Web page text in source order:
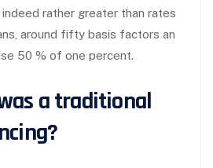
rather greater than rates
around fifty basis factors an
50 % of one percent.
a traditional